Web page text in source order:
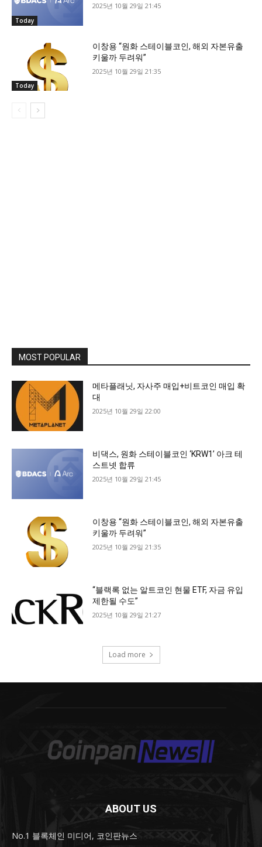
ABOUT US
No.1 블록체인 미디어, 코인판뉴스